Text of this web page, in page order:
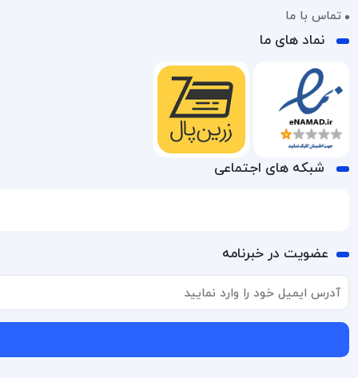
تماس با ما
نماد های ما
شبکه های اجتماعی
عضویت در خبرنامه